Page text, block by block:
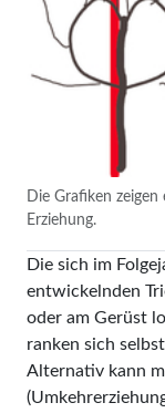
Die Grafiken
Erziehung.
Die sich im
entwickelnden
oder am Gerüst
ranken sich
Alternativ kann